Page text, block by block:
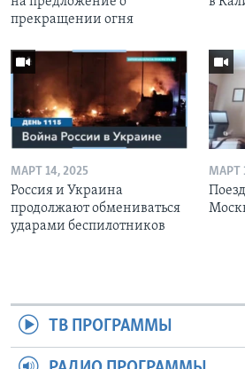
прекращении огня
МАРТ 14, 2025
Россия и Украина
продолжают обмениваться
ударами беспилотников
МАРТ
ТВ ПРОГРАММЫ